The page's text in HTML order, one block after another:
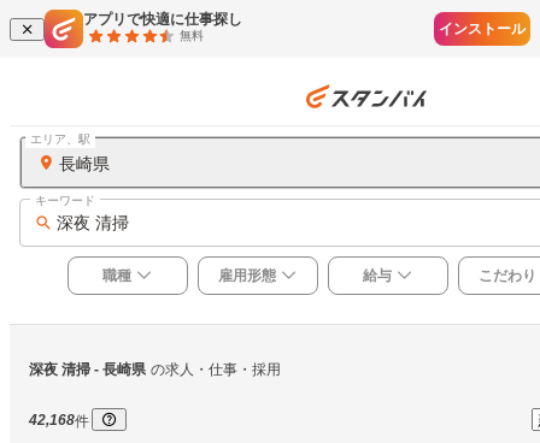
アプリで快適に仕事探し
無料 インストール
長崎県
エリア、駅
深夜 清掃
キーワード
職種 雇用形態 給与 こだわり
深夜 清掃 - 長崎県 の求人・仕事・採用
42,168件